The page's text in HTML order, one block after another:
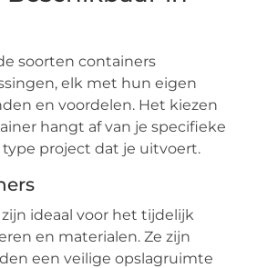
soorten containers
elk met hun eigen
en voordelen. Het kiezen
hangt af van je specifieke
project dat je uitvoert.
ideaal voor het tijdelijk
en materialen. Ze zijn
een veilige opslagruimte